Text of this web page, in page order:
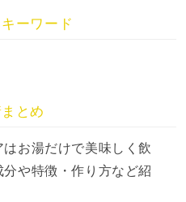
ーワード
とめ
はお湯だけで美味しく飲
分や特徴・作り方など紹